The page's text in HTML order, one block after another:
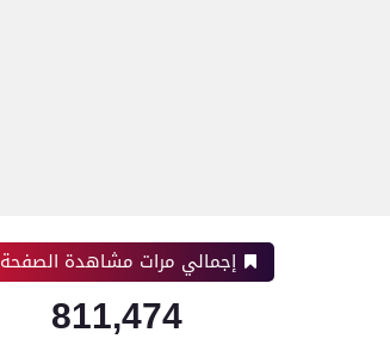
إجمالي مرات مشاهدة الصفحة
811,474